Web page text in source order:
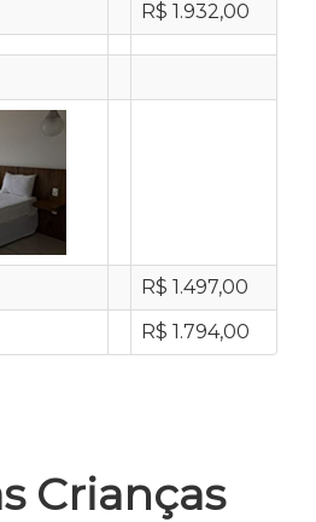
R$ 1.932,00
R$ 1.497,00
R$ 1.794,00
Crianças